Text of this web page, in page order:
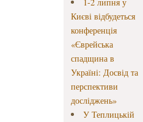
Києві відбудеться
конференція
«Єврейська
спадщина в
Україні: Досвід та
перспективи
досліджень»
У Теплицькій